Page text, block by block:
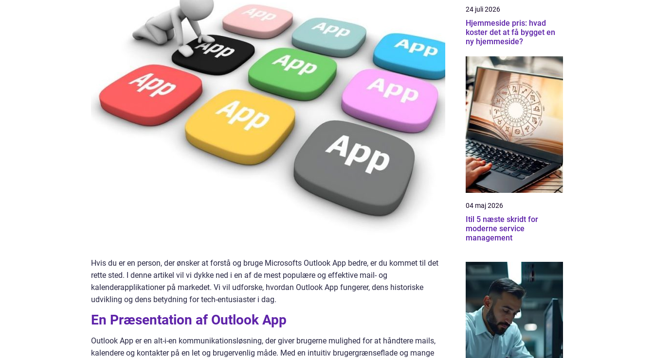
Hvis du er en person, der ønsker at forstå og bruge Microsofts Outlook App bedre, er du kommet til det
rette sted. I denne artikel vil vi dykke ned i en af de mest populære og effektive mail- og
kalenderapplikationer på markedet. Vi vil udforske, hvordan Outlook App fungerer, dens historiske
udvikling og dens betydning for tech-entusiaster i dag.
En Præsentation af Outlook App
Outlook App er en alt-i-en kommunikationsløsning, der giver brugerne mulighed for at håndtere mails,
kalendere og kontakter på en let og brugervenlig måde. Med en intuitiv brugergrænseflade og mange
24 juli 2026
Hjemmeside pris: hvad
koster det at få bygget en
ny hjemmeside?
04 maj 2026
Itil 5 næste skridt for
moderne service
management